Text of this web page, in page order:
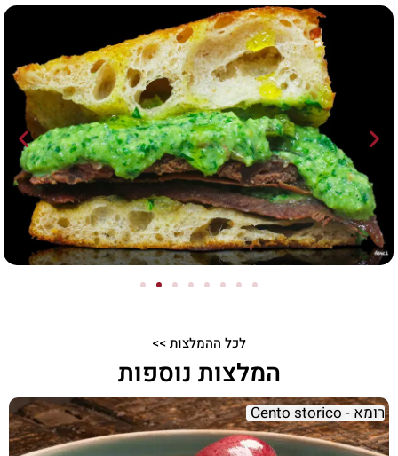
לכל ההמלצות >>
המלצות נוספות
רומא - Cento storico